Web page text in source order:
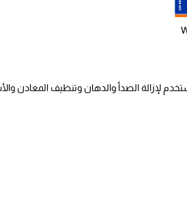
لإزالة الصدأ والدهان وتنظيف المعادن